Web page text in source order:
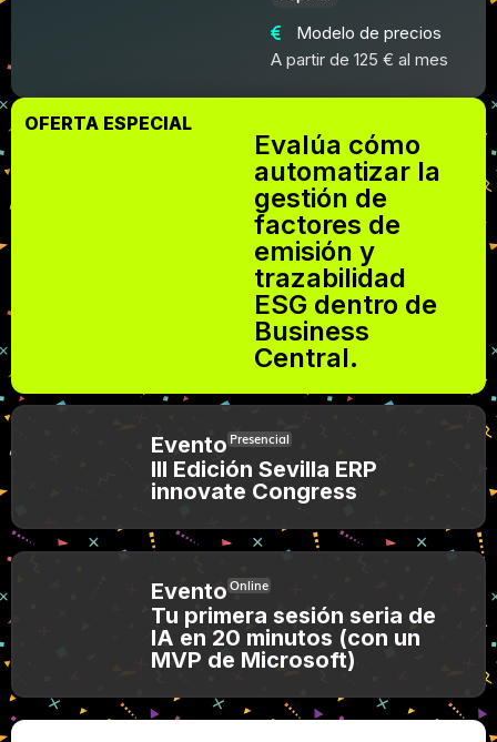
Modelo de precios
A partir de 125 € al mes
OFERTA ESPECIAL
Evalúa cómo
automatizar la
gestión de
factores de
emisión y
trazabilidad
ESG dentro de
Business
Central.
EventoPresencial
III Edición Sevilla ERP
innovate Congress
EventoOnline
Tu primera sesión seria de
IA en 20 minutos (con un
MVP de Microsoft)